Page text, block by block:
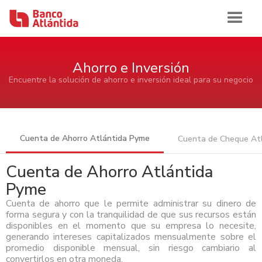
Inicio
Banca de Personas
Ahorro e Inversión
Cuenta de Cheques Atlántida
Certificados de Depósitos Atlántida
AFP Atlántida
Ver Ahorro e Inversión
Tarjetas
Tarjetas de Crédito Atlántida
Tarjetas de Débito Atlántida
Préstamos
Préstamo Personal Atlántida
Préstamo de Vivienda Atlántida
Canales de Atención
Banca Comercial Pyme
Ahorro e Inversión
Cuenta de Ahorro Atlántida Pyme
Cuenta de Cheque Atlántida Pyme
Certificado de Depósito Atlántida Pyme
Tarjetas de Crédito
Aliadas Atlántida
Impulso Empresarial Atlántida
Productos Cash Management
Banca Corporativa
Ahorro e Inversión
Cuenta de Ahorro
Cuenta de Cheques
Tarjetas de Crédito
Quiénes Somos
Historia
Reconocimientos
Sala de Prensa
Ahorro e Inversión
Encuentre la solución de ahorro e inversión ideal para su negocio
Cuenta de Ahorro Atlántida Pyme Cuenta de Cheque
Cuenta de Ahorro Atlántida
Pyme
Cuenta de ahorro que le permite administrar su dinero de
forma segura y con la tranquilidad de que sus recursos están
disponibles en el momento que su empresa lo necesite,
generando intereses capitalizados mensualmente sobre el
promedio disponible mensual, sin riesgo cambiario al
convertirlos en otra moneda.